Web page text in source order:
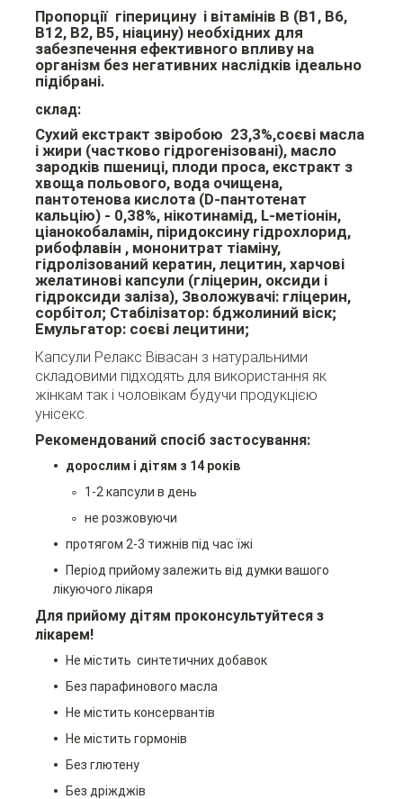
Пропорції гіперицину і вітамінів B (B1, B6,
B12, B2, B5, ніацину) необхідних для
забезпечення ефективного впливу на
організм без негативних наслідків ідеально
підібрані.
склад:
Сухий екстракт звіробою 23,3%,соєві масла
і жири (частково гідрогенізовані), масло
зародків пшениці, плоди проса, екстракт з
хвоща польового, вода очищена,
пантотенова кислота (D-пантотенат
кальцію) - 0,38%, нікотинамід, L-метіонін,
ціанокобаламін, піридоксину гідрохлорид,
рибофлавін , мононитрат тіаміну,
гідролізований кератин, лецитин, харчові
желатинові капсули (гліцерин, оксиди і
гідроксиди заліза), Зволожувачі: гліцерин,
сорбітол; Стабілізатор: бджолиний віск;
Емульгатор: соєві лецитини;
Капсули Релакс Вівасан з натуральними
складовими підходять для використання як
жінкам так і чоловікам будучи продукцією
унісекс.
Рекомендований спосіб застосування:
дорослим і дітям з 14 років
1-2 капсули в день
не розжовуючи
протягом 2-3 тижнів під час їжі
Період прийому залежить від думки вашого
лікуючого лікаря
Для прийому дітям проконсультуйтеся з
лікарем!
Не містить синтетичних добавок
Без парафинового масла
Не містить консервантів
Не містить гормонів
Без глютену
Без дріжджів